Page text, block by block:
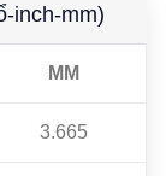
inch-mm)
MM
3.665